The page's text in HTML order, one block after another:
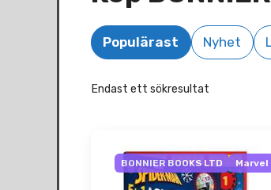
Populärast Nyhet
Endast ett sökresultat
BONNIER BOOKS LTD Marvel